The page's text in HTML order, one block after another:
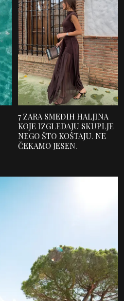
7 ZARA SMEĐIH HALJINA
KOJE IZGLEDAJU SKUPLJE
NEGO ŠTO KOŠTAJU. NE
ČEKAMO JESEN.